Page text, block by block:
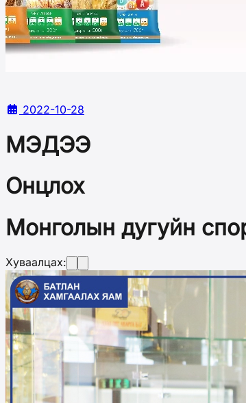
2022-10-28
МЭДЭЭ
Онцлох
Монголын дугуйн
Хуваалцах: